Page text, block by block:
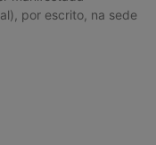
por escrito, na sede